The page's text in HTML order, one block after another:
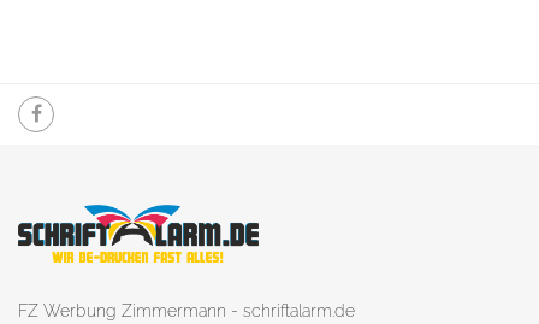
FZ Werbung Zimmermann - schriftalarm.de